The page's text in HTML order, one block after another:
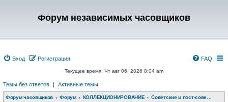
Форум независимых часовщиков
Вход Регистрация FAQ
Текущее время: Чт авг 06, 2026 8:04 am
Темы без ответов | Активные темы
Форум часовщиков Форум КОЛЛЕКЦИОНИРОВАНИЕ